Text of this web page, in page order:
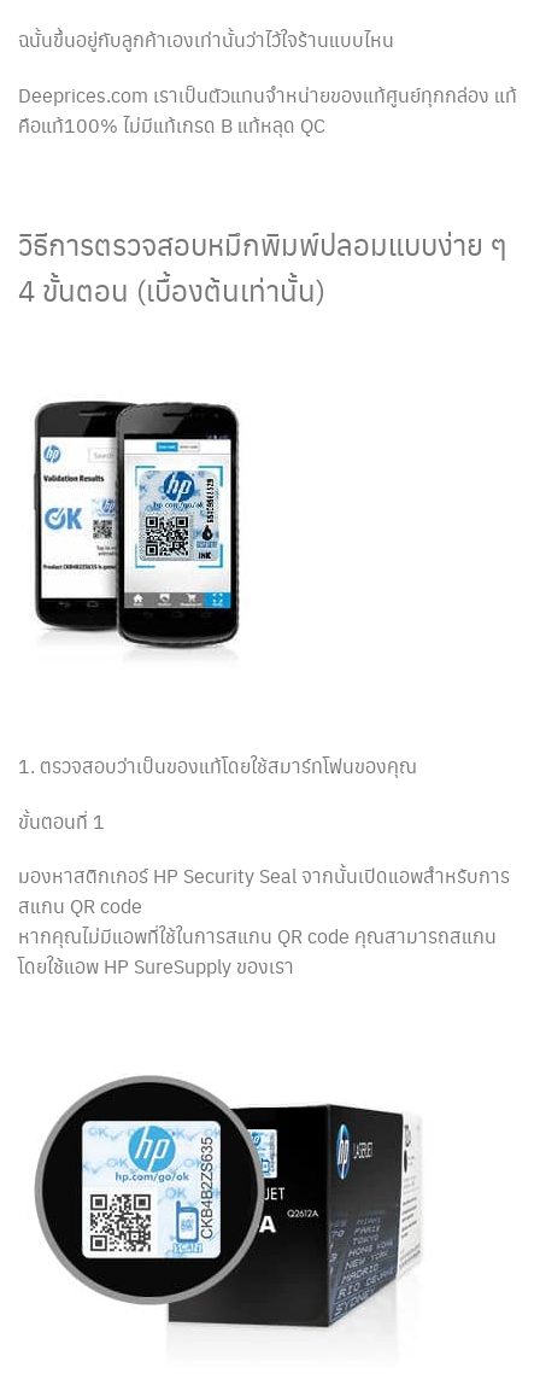
ฉนั้นขึ้นอยู่กับลูกค้าเองเท่านั้นว่าไว้ใจร้านแบบไหน
Deeprices.com เราเป็นตัวแทนจำหน่ายของแท้ศูนย์ทุกกล่อง แท้
คือแท้100% ไม่มีแท้เกรด B แท้หลุด QC
วิธีการตรวจสอบหมึกพิมพ์ปลอมแบบง่าย ๆ
4 ขั้นตอน (เบื้องต้นเท่านั้น)
1. ตรวจสอบว่าเป็นของแท้โดยใช้สมาร์ทโฟนของคุณ
ขั้นตอนที่ 1
มองหาสติกเกอร์ HP Security Seal จากนั้นเปิดแอพสำหรับการ
สแกน QR code
หากคุณไม่มีแอพที่ใช้ในการสแกน QR code คุณสามารถสแกน
โดยใช้แอพ HP SureSupply ของเรา